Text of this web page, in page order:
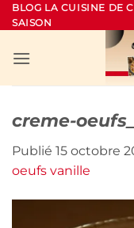
Passer
au
BLOG LA CUISINE DE
SAISON
creme-
Publié 15 octobre
oeufs vanille